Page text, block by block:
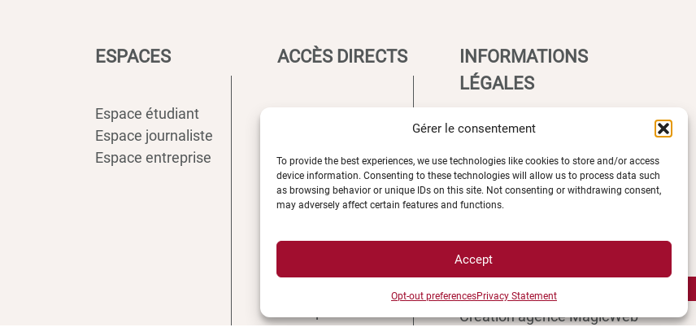
Gérer le consentement
To provide the best experiences, we use technologies like cookies to store and/or access
device information. Consenting to these technologies will allow us to process data such
as browsing behavior or unique IDs on this site. Not consenting or withdrawing consent,
may adversely affect certain features and functions.
Accept
Opt-out preferencesPrivacy Statement
ESPACES
Espace étudiant
Espace journaliste
Espace entreprise
ACCÈS DIRECTS
Annuaire UBE
Inscriptions
Bibliothèques
Plan des campus
INFORMATIONS
LÉGALES
Mentions légales
Données personnelles et
gestion des cookies
Avertissement
Création agence MagicWeb